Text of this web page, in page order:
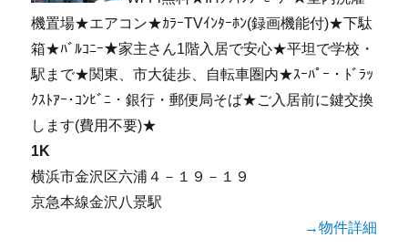
機置場★エアコン★ｶﾗｰTVｲﾝﾀｰﾎﾝ(録画機能付)★下駄
箱★ﾊﾞﾙｺﾆｰ★家主さん1階入居で安心★平坦で学校・
駅まで★関東、市大徒歩、自転車圏内★ｽｰﾊﾟｰ・ﾄﾞﾗｯ
ｸｽﾄｱｰ･ｺﾝﾋﾞﾆ・銀行・郵便局そば★ご入居前に鍵交換
します(費用不要)★
1K
横浜市金沢区六浦４－１９－１９
京急本線金沢八景駅
→物件詳細